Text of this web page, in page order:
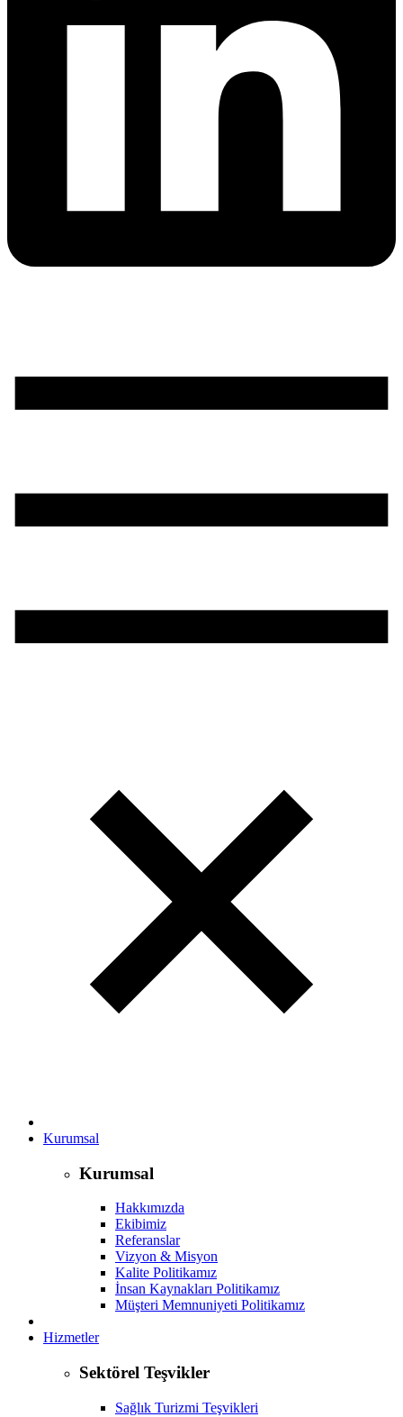
Kurumsal
Kurumsal
Hakkımızda
Ekibimiz
Referanslar
Vizyon & Misyon
Kalite Politikamız
İnsan Kaynakları Politikamız
Müşteri Memnuniyeti Politikamız
Hizmetler
Sektörel Teşvikler
Sağlık Turizmi Teşvikleri